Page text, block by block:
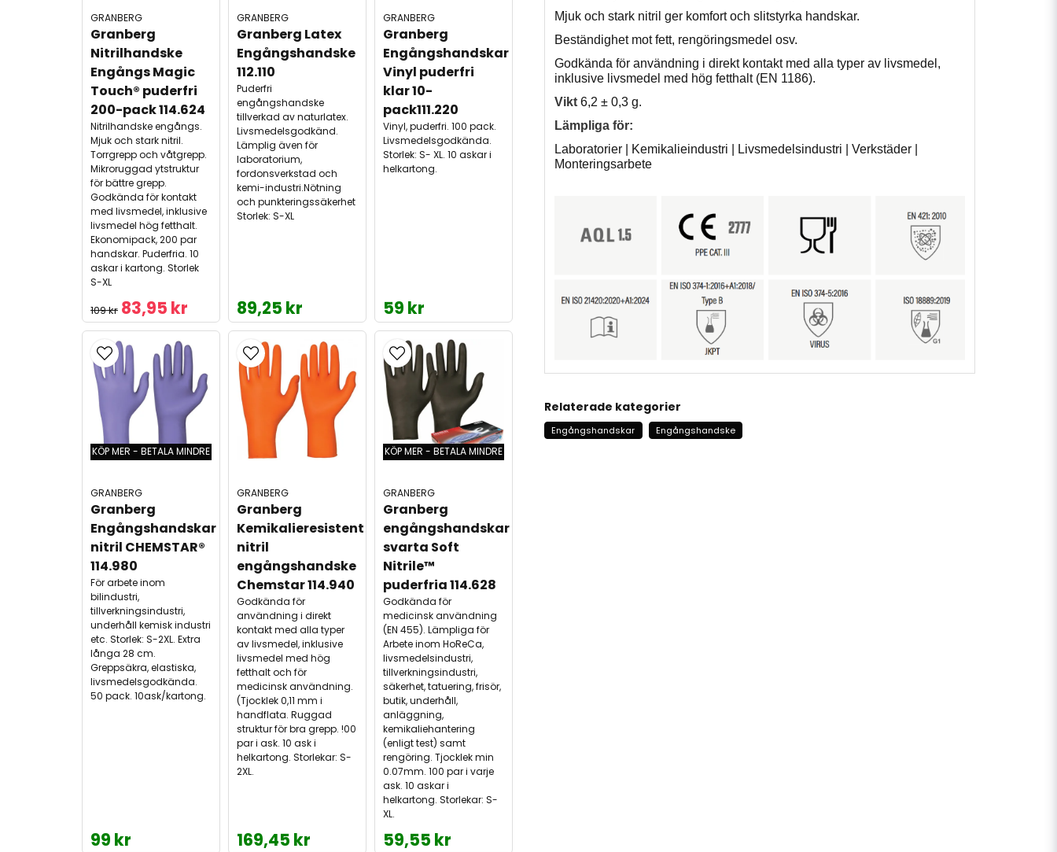
GRANBERG
Granberg
Nitrilhandske
Engångs Magic
Touch® puderfri
200-pack 114.624
Nitrilhandske engångs.
Mjuk och stark nitril.
Torrgrepp och våtgrepp.
Mikroruggad ytstruktur
för bättre grepp.
Godkända för kontakt
med livsmedel, inklusive
livsmedel hög fetthalt.
Ekonomipack, 200 par
handskar. Puderfria. 10
askar i kartong. Storlek
S-XL
109 kr 83,95 kr
GRANBERG
Granberg Latex
Engångshandske
112.110
Puderfri
engångshandske
tillverkad av naturlatex.
Livsmedelsgodkänd.
Lämplig även för
laboratorium,
fordonsverkstad och
kemi-industri.Nötning
och punkteringssäkerhet
Storlek: S-XL
89,25 kr
GRANBERG
Granberg
Engångshandskar
Vinyl puderfri
klar 10-
pack111.220
Vinyl, puderfri. 100 pack.
Livsmedelsgodkända.
Storlek: S- XL. 10 askar i
helkartong.
59 kr
KÖP MER - BETALA MINDRE
GRANBERG
Granberg
Engångshandskar
nitril CHEMSTAR®
114.980
För arbete inom
bilindustri,
tillverkningsindustri,
underhåll kemisk industri
etc. Storlek: S-2XL. Extra
långa 28 cm.
Greppsäkra, elastiska,
livsmedelsgodkända.
50 pack. 10ask/kartong.
99 kr
GRANBERG
Granberg
Kemikalieresistent
nitril
engångshandske
Chemstar 114.940
Godkända för
användning i direkt
kontakt med alla typer
av livsmedel, inklusive
livsmedel med hög
fetthalt och för
medicinsk användning.
(Tjocklek 0,11 mm i
handflata. Ruggad
struktur för bra grepp. !00
par i ask. 10 ask i
helkartong. Storlekar: S-
2XL.
169,45 kr
KÖP MER - BETALA MINDRE
GRANBERG
Granberg
engångshandskar
svarta Soft
Nitrile™
puderfria 114.628
Godkända för
medicinsk användning
(EN 455). Lämpliga för
Arbete inom HoReCa,
livsmedelsindustri,
tillverkningsindustri,
säkerhet, tatuering, frisör,
butik, underhåll,
anläggning,
kemikaliehantering
(enligt test) samt
rengöring. Tjocklek min
0.07mm. 100 par i varje
ask. 10 askar i
helkartong. Storlekar: S-
XL.
59,55 kr
Mjuk och stark nitril ger komfort och slitstyrka handskar.
Beständighet mot fett, rengöringsmedel osv.
Godkända för användning i direkt kontakt med alla typer av livsmedel,
inklusive livsmedel med hög fetthalt (EN 1186).
Vikt 6,2 ± 0,3 g.
Lämpliga för:
Laboratorier | Kemikalieindustri | Livsmedelsindustri | Verkstäder |
Monteringsarbete
Relaterade kategorier
Engångshandskar Engångshandske